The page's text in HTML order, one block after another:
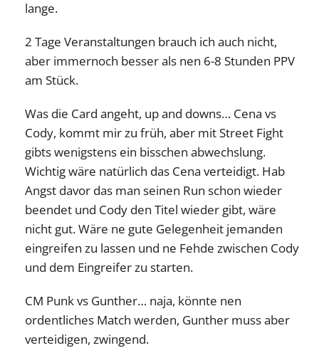
lange.
2 Tage Veranstaltungen brauch ich auch nicht,
aber immernoch besser als nen 6-8 Stunden PPV
am Stück.
Was die Card angeht, up and downs… Cena vs
Cody, kommt mir zu früh, aber mit Street Fight
gibts wenigstens ein bisschen abwechslung.
Wichtig wäre natürlich das Cena verteidigt. Hab
Angst davor das man seinen Run schon wieder
beendet und Cody den Titel wieder gibt, wäre
nicht gut. Wäre ne gute Gelegenheit jemanden
eingreifen zu lassen und ne Fehde zwischen Cody
und dem Eingreifer zu starten.
CM Punk vs Gunther… naja, könnte nen
ordentliches Match werden, Gunther muss aber
verteidigen, zwingend.